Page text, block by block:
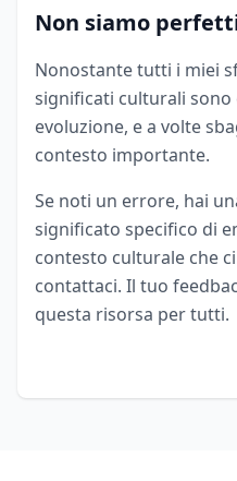
Non siamo
Nonostante tutti i miei
significati culturali sono
evoluzione, e a volte
contesto importante.
Se noti un errore, hai
significato specifico di
contesto culturale che
contattaci. Il tuo
questa risorsa per tutti.